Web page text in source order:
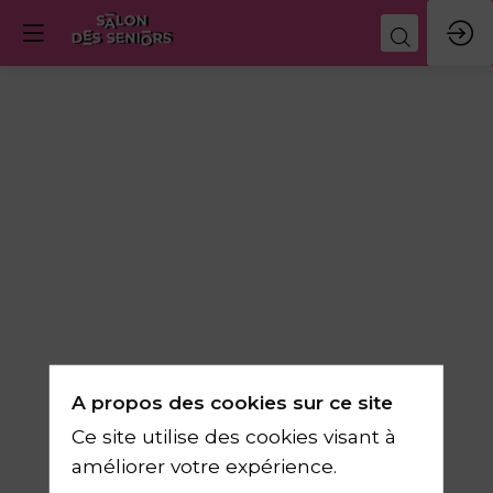
A propos des cookies sur ce site
Ce site utilise des cookies visant à
améliorer votre expérience.